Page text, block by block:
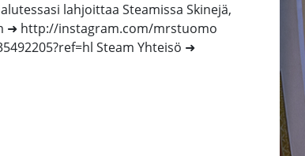
lahjoittaa Steamissa Skinejä,
➜ http://instagram.com/mrstuomo
Steam Yhteisö ➜